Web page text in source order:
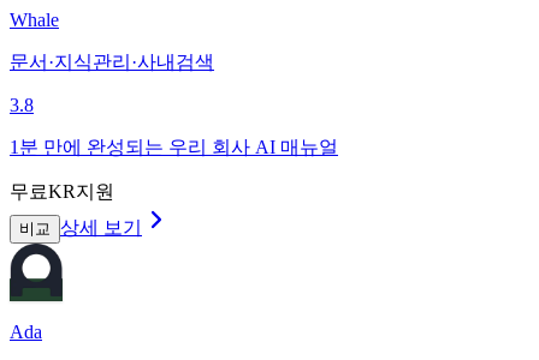
Whale
문서·지식관리·사내검색
3.8
1분 만에 완성되는 우리 회사 AI 매뉴얼
무료KR지원
비교 상세 보기
Ada